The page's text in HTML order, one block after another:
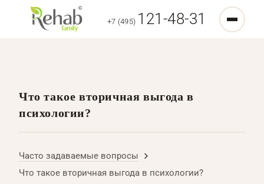
+7 (495) 121-48-31
Что такое вторичная выгода в
психологии?
Часто задаваемые вопросы
Что такое вторичная выгода в психологии?